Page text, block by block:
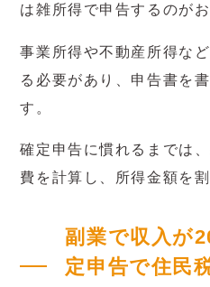
は雑所得で申告するのがお
事業所得や不動産所得な
る必要があり、申告書を
す。
確定申告に慣れるまでは
費を計算し、所得金額を
副業で収入が
定申告で住民